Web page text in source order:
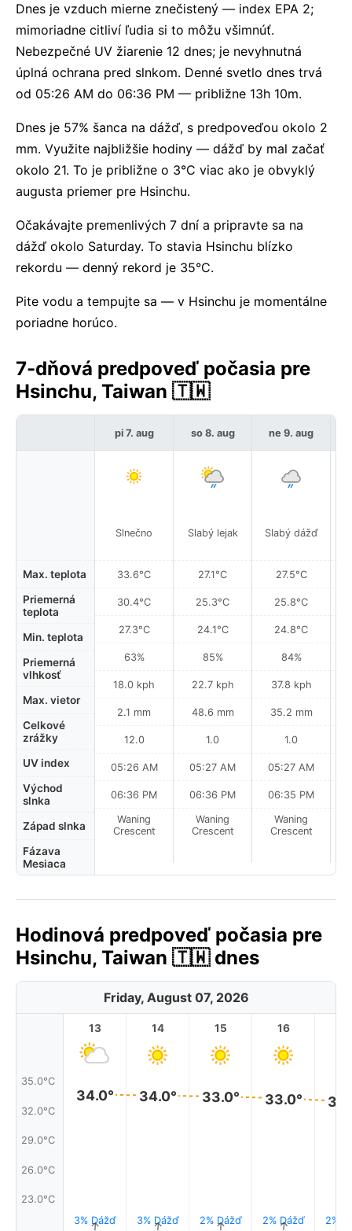
Dnes je vzduch mierne znečistený — index EPA 2;
mimoriadne citliví ľudia si to môžu všimnúť.
Nebezpečné UV žiarenie 12 dnes; je nevyhnutná
úplná ochrana pred slnkom. Denné svetlo dnes trvá
od 05:26 AM do 06:36 PM — približne 13h 10m.
Dnes je 57% šanca na dážď, s predpoveďou okolo 2
mm. Využite najbližšie hodiny — dážď by mal začať
okolo 21. To je približne o 3°C viac ako je obvyklý
augusta priemer pre Hsinchu.
Očakávajte premenlivých 7 dní a pripravte sa na
dážď okolo Saturday. To stavia Hsinchu blízko
rekordu — denný rekord je 35°C.
Pite vodu a tempujte sa — v Hsinchu je momentálne
poriadne horúco.
7-dňová predpoveď počasia pre
Hsinchu, Taiwan 🇹🇼
Max. teplota
Priemerná
teplota
Min. teplota
Priemerná
vlhkosť
Max. vietor
Celkové
zrážky
UV index
Východ
slnka
Západ slnka
Fázava
Mesiaca
pi 7. aug
Slnečno
33.6°C
30.4°C
27.3°C
63%
18.0 kph
2.1 mm
12.0
05:26 AM
06:36 PM
Waning
Crescent
so 8. aug
Slabý lejak
27.1°C
25.3°C
24.1°C
85%
22.7 kph
48.6 mm
1.0
05:27 AM
06:36 PM
Waning
Crescent
ne 9. aug
Slabý dážď
27.5°C
25.8°C
24.8°C
84%
37.8 kph
35.2 mm
1.0
05:27 AM
06:35 PM
Waning
Crescent
Hodinová predpoveď počasia pre
Hsinchu, Taiwan 🇹🇼 dnes
Friday, August 07, 2026
35.0°C
32.0°C
29.0°C
26.0°C
23.0°C
13
34.0°
3% Dážď
↑
14
34.0°
3% Dážď
↑
15
33.0°
2% Dážď
↑
16
33.0°
2% Dážď
↑ 2%